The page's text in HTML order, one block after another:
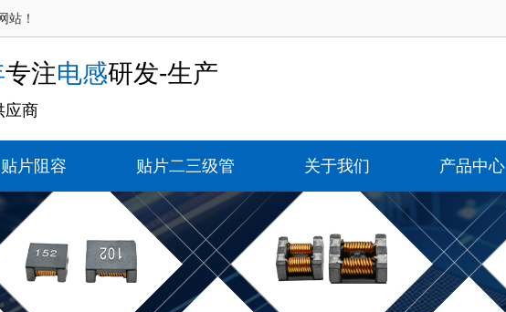
站！
专注电感研发-生产
应商
贴片阻容 贴片二三级管 关于我们 产品中心